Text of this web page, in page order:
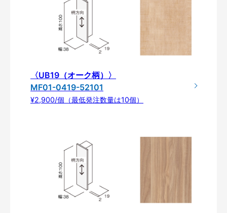
〈UB19（オーク柄）〉
MF01-0419-52101
¥2,900/個（最低発注数量は10個）